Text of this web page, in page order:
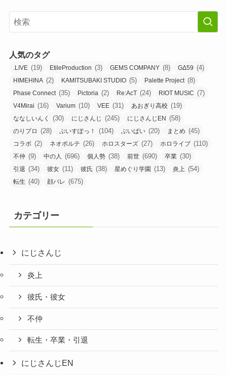
人気のタグ
.LIVE (19) EtileProduction (3) GEMS COMPANY (8) GΔ59 (4)
HIMEHINA (2) KAMITSUBAKI STUDIO (5) Palette Project (8)
Phase Connect (35) Pictoria (2) Re:AcT (24) RIOT MUSIC (7)
V4Mirai (16) Varium (10) VEE (31) あおぎり高校 (19)
ななしいんく (30) にじさんじ (245) にじさんじEN (58)
のりプロ (28) ぶいすぽっ！ (104) ぶいぱい (20) まとめ (45)
コラボ (2) ネオポルテ (26) ホロスターズ (27) ホロライブ (110)
不仲 (9) 中の人 (696) 個人勢 (38) 前世 (690) 卒業 (30)
引退 (34) 彼女 (11) 彼氏 (38) 星めぐり学園 (13) 炎上 (54)
転生 (40) 顔バレ (675)
カテゴリー
にじさんじ
炎上
彼氏・彼女
不仲
転生・卒業・引退
にじさんじEN